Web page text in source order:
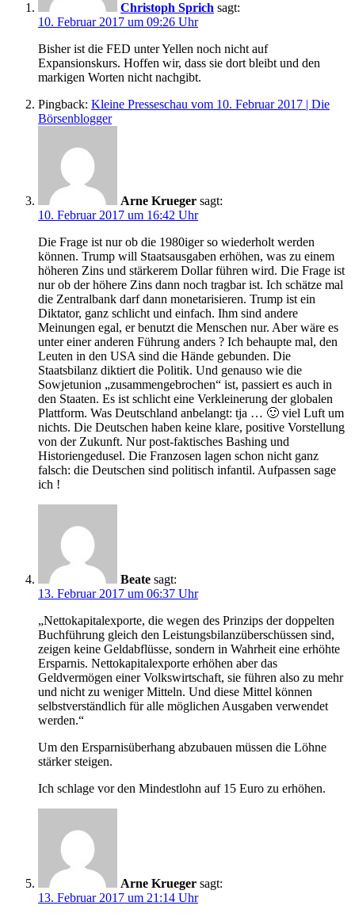
Christoph Sprich sagt:
10. Februar 2017 um 09:26 Uhr
Bisher ist die FED unter Yellen noch nicht auf
Expansionskurs. Hoffen wir, dass sie dort bleibt und den
markigen Worten nicht nachgibt.
Pingback: Kleine Presseschau vom 10. Februar 2017 | Die
Börsenblogger
Arne Krueger sagt:
10. Februar 2017 um 16:42 Uhr
Die Frage ist nur ob die 1980iger so wiederholt werden
können. Trump will Staatsausgaben erhöhen, was zu einem
höheren Zins und stärkerem Dollar führen wird. Die Frage ist
nur ob der höhere Zins dann noch tragbar ist. Ich schätze mal
die Zentralbank darf dann monetarisieren. Trump ist ein
Diktator, ganz schlicht und einfach. Ihm sind andere
Meinungen egal, er benutzt die Menschen nur. Aber wäre es
unter einer anderen Führung anders ? Ich behaupte mal, den
Leuten in den USA sind die Hände gebunden. Die
Staatsbilanz diktiert die Politik. Und genauso wie die
Sowjetunion „zusammengebrochen“ ist, passiert es auch in
den Staaten. Es ist schlicht eine Verkleinerung der globalen
Plattform. Was Deutschland anbelangt: tja … 🙂 viel Luft um
nichts. Die Deutschen haben keine klare, positive Vorstellung
von der Zukunft. Nur post-faktisches Bashing und
Historiengedusel. Die Franzosen lagen schon nicht ganz
falsch: die Deutschen sind politisch infantil. Aufpassen sage
ich !
Beate sagt:
13. Februar 2017 um 06:37 Uhr
„Nettokapitalexporte, die wegen des Prinzips der doppelten
Buchführung gleich den Leistungsbilanzüberschüssen sind,
zeigen keine Geldabflüsse, sondern in Wahrheit eine erhöhte
Ersparnis. Nettokapitalexporte erhöhen aber das
Geldvermögen einer Volkswirtschaft, sie führen also zu mehr
und nicht zu weniger Mitteln. Und diese Mittel können
selbstverständlich für alle möglichen Ausgaben verwendet
werden.“
Um den Ersparnisüberhang abzubauen müssen die Löhne
stärker steigen.
Ich schlage vor den Mindestlohn auf 15 Euro zu erhöhen.
Arne Krueger sagt:
13. Februar 2017 um 21:14 Uhr